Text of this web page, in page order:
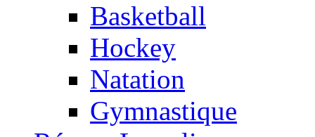
Basketball
Hockey
Natation
Gymnastique